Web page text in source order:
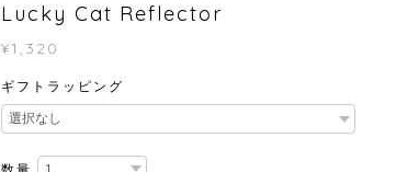
Lucky Cat Reflector
¥1,320
ギフトラッピング